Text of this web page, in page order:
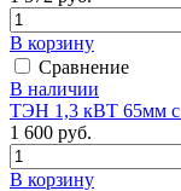
В корзину
Сравнение
В наличии
ТЭН 1,3 кВТ 65мм c
1 600 руб.
В корзину